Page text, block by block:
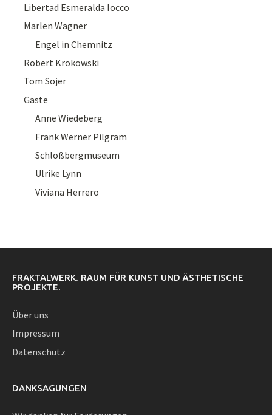
Libertad Esmeralda Iocco
Marlen Wagner
Engel in Chemnitz
Robert Krokowski
Tom Sojer
Gäste
Anne Wiedeberg
Frank Werner Pilgram
Schloßbergmuseum
Ulrike Lynn
Viviana Herrero
FRAKTALWERK. RAUM FÜR KUNST UND ÄSTHETISCHE
PROJEKTE.
Über uns
Impressum
Datenschutz
DANKSAGUNGEN